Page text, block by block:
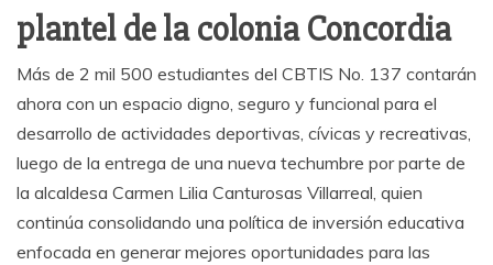
plantel de la colonia Concordia
Más de 2 mil 500 estudiantes del CBTIS No. 137 contarán
ahora con un espacio digno, seguro y funcional para el
desarrollo de actividades deportivas, cívicas y recreativas,
luego de la entrega de una nueva techumbre por parte de
la alcaldesa Carmen Lilia Canturosas Villarreal, quien
continúa consolidando una política de inversión educativa
enfocada en generar mejores oportunidades para las